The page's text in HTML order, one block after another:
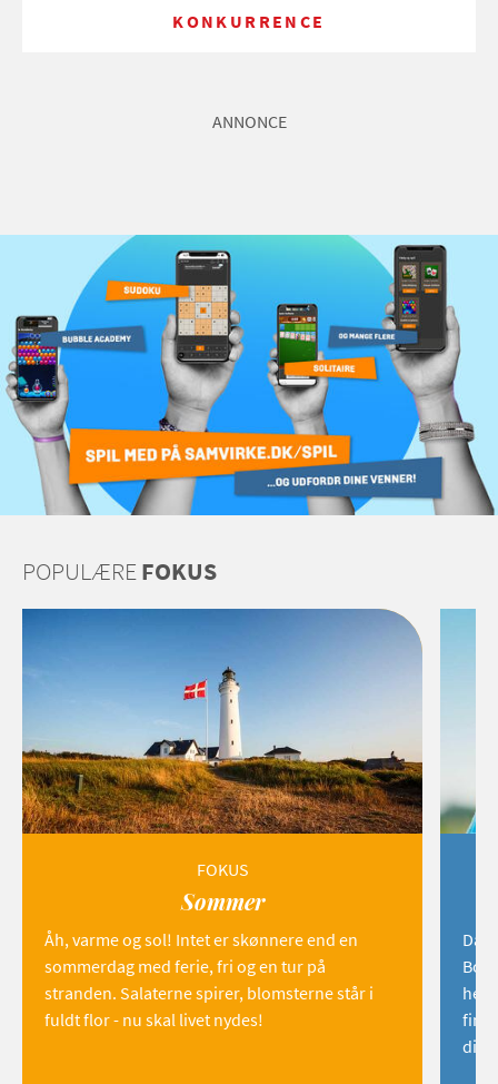
KONKURRENCE
ANNONCE
POPULÆRE FOKUS
FOKUS
Sommer
Åh, varme og sol! Intet er skønnere end en
sommerdag med ferie, fri og en tur på
stranden. Salaterne spirer, blomsterne står i
fuldt flor - nu skal livet nydes!
find
dig!